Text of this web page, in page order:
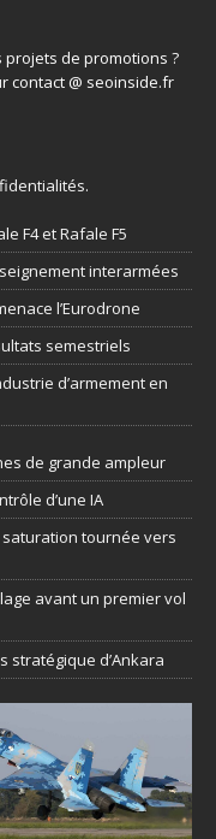
projets de promotions ?
contact @ seoinside.fr
.
F4 et Rafale F5
interarmées
l’Eurodrone
semestriels
d’armement en
de grande ampleur
d’une IA
tournée vers
avant un premier vol
stratégique d’Ankara